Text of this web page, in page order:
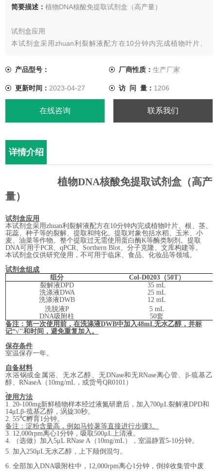
简要描述：植物DNA核酸免提取试剂盒（高产量）
试剂盒应用
本试剂盒采用zhuan利裂解液配方在10分钟内完成植物叶片、
稻、玉米、小麦、油菜等作物。整个提取过无需使用蛋白酶K等酶
隆、文库构建等。
产品型号： 厂商性质： 生产厂家
更新时间： 2023-04-27 访 问 量： 1206
在线咨询 联系我们
详情介绍
植物DNA核酸免提取试剂盒 （高产
量）
试剂盒应用
本试剂盒采用zhuan利裂解液配方在10分钟内完成植物叶片、根、茎、
花蕊、种子等的裂解、提取和纯化。提取对象包括水稻、玉米、小
麦、油菜等作物。整个提取过无需使用蛋白酶K等酶类制剂。提取
DNA可用于PCR、qPCR、 Sorthern Blot、分子克隆、文库构建等。
本试剂盒仅供研究使用，不可用于临床、食品、化妆品等领域。
试剂盒组成
组分
Col-D0203（50T）
裂解液DPD
35 mL
洗涤液DWA
25 mL
洗涤液DWB
12 mL
洗脱液P
5 mL
DNA吸附柱 50套
备注：第一次使用前，在洗涤液DWB中加入48mL无水乙醇，并标
记“√"和时间，避免重复加入。
保存条件
室温保存一年。
自备材料
水浴锅或金属浴、无水乙醇、无DNase和无RNase离心管、 β-巯基乙
醇、RNaseA （ 10mg/mL ，或货号QR0101 ）
使用方法
1.20-100mg新鲜植物样本经过液氮研磨后， 加入 700μL裂解液DPD和
14μLβ-巯基乙醇，涡旋30秒。
2.55℃孵育1分钟。
备注：淀粉含量高，例如马铃薯等直接进行步骤3。
3. 12,000rpm离心1分钟，吸取500μL上清液。
4.
（选做）加入5μL RNase A （ 10mg/mL ），室温静置5-10分钟。
5. 加入250μL无水乙醇，上下颠倒混匀。
6.全部加入DNA吸附柱中， 12,000rpm离心1分钟，倒掉收集管中废